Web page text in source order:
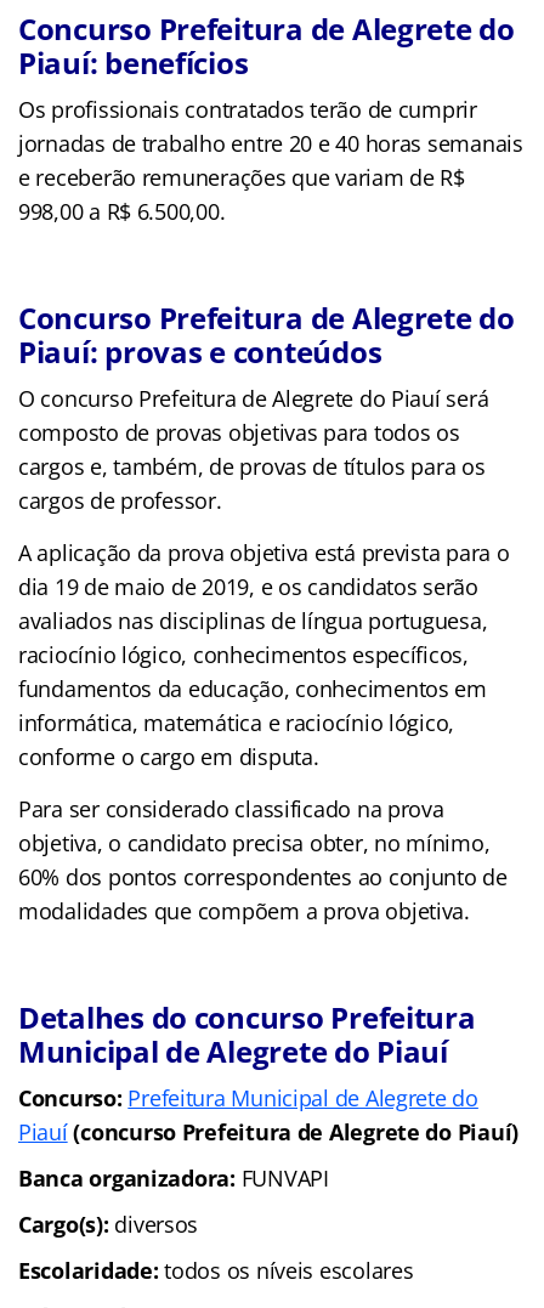
Concurso Prefeitura de Alegrete do
Piauí: benefícios
Os profissionais contratados terão de cumprir
jornadas de trabalho entre 20 e 40 horas semanais
e receberão remunerações que variam de R$
998,00 a R$ 6.500,00.
Concurso Prefeitura de Alegrete do
Piauí: provas e conteúdos
O concurso Prefeitura de Alegrete do Piauí será
composto de provas objetivas para todos os
cargos e, também, de provas de títulos para os
cargos de professor.
A aplicação da prova objetiva está prevista para o
dia 19 de maio de 2019, e os candidatos serão
avaliados nas disciplinas de língua portuguesa,
raciocínio lógico, conhecimentos específicos,
fundamentos da educação, conhecimentos em
informática, matemática e raciocínio lógico,
conforme o cargo em disputa.
Para ser considerado classificado na prova
objetiva, o candidato precisa obter, no mínimo,
60% dos pontos correspondentes ao conjunto de
modalidades que compõem a prova objetiva.
Detalhes do concurso Prefeitura
Municipal de Alegrete do Piauí
Concurso: Prefeitura Municipal de Alegrete do
Piauí(concurso Prefeitura de Alegrete do Piauí)
Banca organizadora: FUNVAPI
Cargo(s): diversos
Escolaridade:todos os níveis escolares